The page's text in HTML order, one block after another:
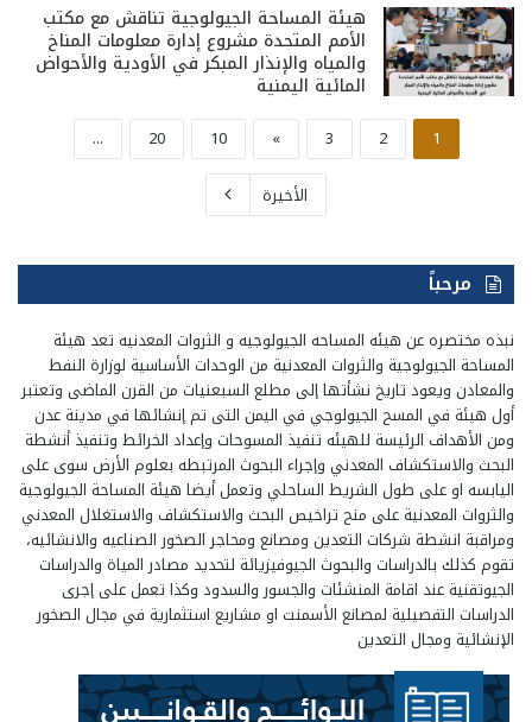
هيئة المساحة الجيولوجية تناقش مع مكتب
الأمم المتحدة مشروع إدارة معلومات المناخ
والمياه والإنذار المبكر في الأودية والأحواض
المائية اليمنية
1
2
3
»
10
20
...
الأخيرة
مرحباً
نبذه مختصره عن هيئه المساحه الجيولوجيه و الثروات المعدنيه تعد هيئة
المساحة الجيولوجية والثروات المعدنية من الوحدات الأساسية لوزارة النفط
والمعادن ويعود تاريخ نشأتها إلى مطلع السبعنيات من القرن الماضى وتعتبر
أول هيئة في المسح الجيولوجي في اليمن التى تم إنشائها في مدينة عدن
ومن الأهداف الرئيسة للهيئه تنفيذ المسوحات وإعداد الخرائط وتنفيذ أنشطة
البحث والاستكشاف المعدني وإجراء البحوث المرتبطه بعلوم الأرض سوى على
اليابسه او على طول الشريط الساحلي وتعمل أيضا هيئة المساحة الجيولوجية
والثروات المعدنية على منح تراخيص البحث والاستكشاف والاستغلال المعدني
ومراقبة انشطة شركات التعدين ومصانع ومحاجر الصخور الصناعيه والانشائيه،
تقوم كذلك بالدراسات والبحوث الجيوفيزيائة لتحديد مصادر المياة والدراسات
الجيوتقنية عند اقامة المنشئات والجسور والسدود وكذا تعمل على إجرى
الدراسات التفصيلية لمصانع الأسمنت او مشاريع استثمارية في مجال الصخور
الإنشائية ومجال التعدين